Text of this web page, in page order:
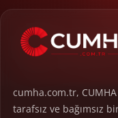
cumha.com.tr,
tarafsız ve bağımsız